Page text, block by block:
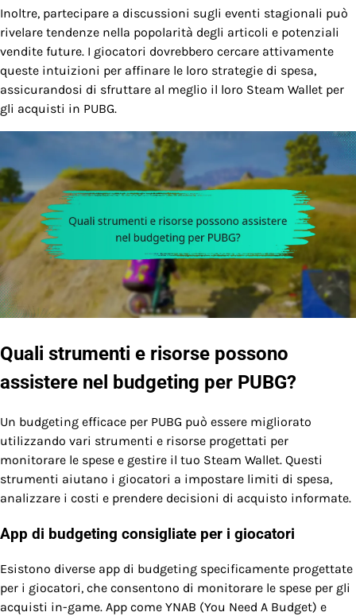
Inoltre, partecipare a discussioni sugli eventi stagionali può
rivelare tendenze nella popolarità degli articoli e potenziali
vendite future. I giocatori dovrebbero cercare attivamente
queste intuizioni per affinare le loro strategie di spesa,
assicurandosi di sfruttare al meglio il loro Steam Wallet per
gli acquisti in PUBG.
Quali strumenti e risorse possono
assistere nel budgeting per PUBG?
Un budgeting efficace per PUBG può essere migliorato
utilizzando vari strumenti e risorse progettati per
monitorare le spese e gestire il tuo Steam Wallet. Questi
strumenti aiutano i giocatori a impostare limiti di spesa,
analizzare i costi e prendere decisioni di acquisto informate.
App di budgeting consigliate per i giocatori
Esistono diverse app di budgeting specificamente progettate
per i giocatori, che consentono di monitorare le spese per gli
acquisti in-game. App come YNAB (You Need A Budget) e